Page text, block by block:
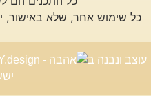
כל שימוש אחר, שלא באישור,
עוצב ונבנה ב